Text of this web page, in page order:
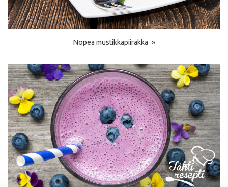
Nopea mustikkapiirakka